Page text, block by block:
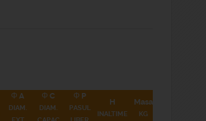
Φ A
DIAM.
Φ C
DIAM.
Φ P
PASUL
H
INALTIME
Masa
KG